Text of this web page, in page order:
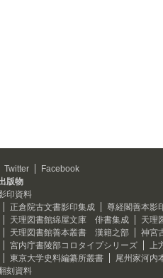
Twitter
Facebook
版物
印資料
正倉院古文書影印集成
尊経閣善本影
天理図書館綿屋文庫 俳書集成
天理
天理図書館善本叢書 漢籍之部
神宮
宮内庁書陵部コロタイプシリーズ
上
東京大学史料編纂所叢書
尾州家河内
刻資料